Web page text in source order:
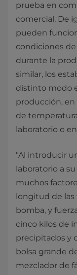
prueba en
comercial. De
pueden
condiciones
durante la
similar, los
distinto modo
producción,
de
laboratorio o
"Al introducir
laboratorio a
muchos
longitud de las
bomba, y
cinco kilos de
precipitados y
bolsa grande
mezclador de